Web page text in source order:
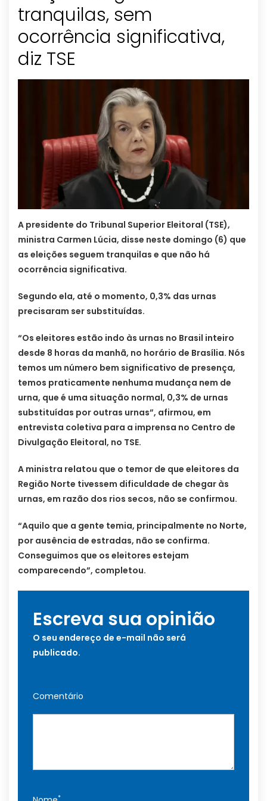
tranquilas, sem
ocorrência significativa,
diz TSE
A presidente do Tribunal Superior Eleitoral (TSE),
ministra Carmen Lúcia, disse neste domingo (6) que
as eleições seguem tranquilas e que não há
ocorrência significativa.
Segundo ela, até o momento, 0,3% das urnas
precisaram ser substituídas.
“Os eleitores estão indo às urnas no Brasil inteiro
desde 8 horas da manhã, no horário de Brasília. Nós
temos um número bem significativo de presença,
temos praticamente nenhuma mudança nem de
urna, que é uma situação normal, 0,3% de urnas
substituídas por outras urnas”, afirmou, em
entrevista coletiva para a imprensa no Centro de
Divulgação Eleitoral, no TSE.
A ministra relatou que o temor de que eleitores da
Região Norte tivessem dificuldade de chegar às
urnas, em razão dos rios secos, não se confirmou.
“Aquilo que a gente temia, principalmente no Norte,
por ausência de estradas, não se confirma.
Conseguimos que os eleitores estejam
comparecendo”, completou.
Escreva sua opinião
O seu endereço de e-mail não será
publicado.
Comentário
*